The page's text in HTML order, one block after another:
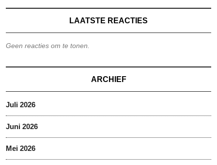
LAATSTE REACTIES
Geen reacties om te tonen.
ARCHIEF
Juli 2026
Juni 2026
Mei 2026